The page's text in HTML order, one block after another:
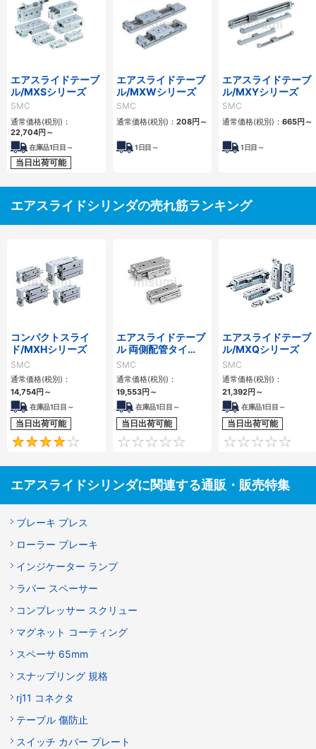
エアスライドテーブ
ル/MXSシリーズ
SMC
通常価格(税別)：
22,704円 ～
在庫品1日目～
当日出荷可能
エアスライドテーブ
ル/MXWシリーズ
SMC
通常価格(税別)： 208円 ～
1 日目～
エアスライドテーブ
ル/MXYシリーズ
SMC
通常価格(税別)： 665円 ～
1 日目～
エアスライドシリンダの売れ筋ランキング
コンパクトスライ
ド/MXHシリーズ
SMC
通常価格(税別)：
14,754円 ～
在庫品1日目～
当日出荷可能
4
エアスライドテーブ
ル 両側配管タイ
プ/MXQ□Aシリー
ズ
SMC
通常価格(税別)：
19,553円 ～
在庫品1日目～
当日出荷可能
0
エアスライドテーブ
ル/MXQシリーズ
SMC
通常価格(税別)：
21,392円 ～
在庫品1日目～
当日出荷可能
エアスライドシリンダに関連する通販・販売特集
ブレーキ プレス
ローラー ブレーキ
インジケーター ランプ
ラバー スペーサー
コンプレッサー スクリュー
マグネット コーティング
スペーサ 65mm
スナップリング 規格
rj11 コネクタ
テーブル 傷防止
スイッチ カバー プレート